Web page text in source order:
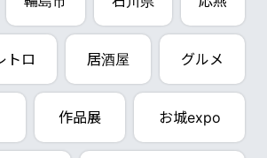
トロ 居酒屋 グルメ
作品展 お城expo